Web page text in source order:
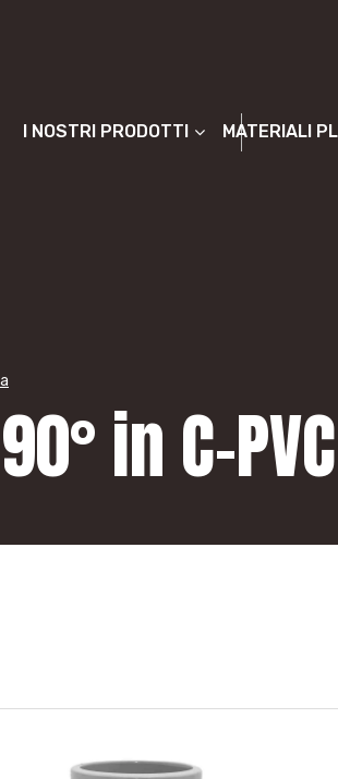
I NOSTRI PRODOTTI MATERIALI
in C-PVC